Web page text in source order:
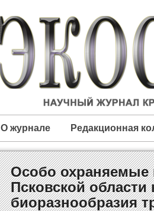
О журнале Редакционная
Особо охраняемые
Псковской
биоразнообразия